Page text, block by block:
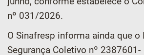
nº 031/2026.
O Sinafresp informa ainda que o
Segurança Coletivo nº 2387601-